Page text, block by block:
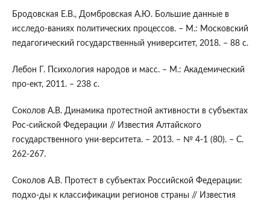
Бродовская Е.В., Домбровская А.Ю. Большие данные в
исследо-ваниях политических процессов. – М.: Московский
педагогический государственный университет, 2018. – 88 с.
Лебон Г. Психология народов и масс. – М.: Академический
про-ект, 2011. – 238 с.
Соколов А.В. Динамика протестной активности в субъектах
Рос-сийской Федерации // Известия Алтайского
государственного уни-верситета. – 2013. – № 4-1 (80). – С.
262-267.
Соколов А.В. Протест в субъектах Российской Федерации:
подхо-ды к классификации регионов страны // Известия